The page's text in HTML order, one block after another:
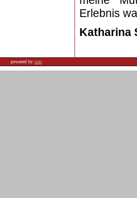
Erlebnis
Katharina
powered by cms